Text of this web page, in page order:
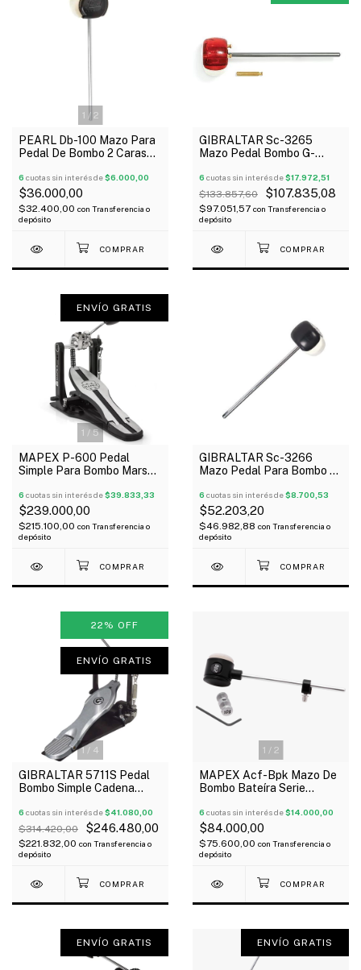
1 / 2
PEARL Db-100 Mazo Para
Pedal De Bombo 2 Caras
6 cuotas sin interés de$6.000,00
$36.000,00
$32.400,00 con Transferencia o
depósito
GIBRALTAR Sc-3265
Mazo Pedal Bombo G-
Oferta!
6 cuotas sin interés de$17.972,51
$133.857,60 $107.835,08
$97.051,57 con Transferencia o
depósito
1 / 5
ENVÍO GRATIS
MAPEX P-600 Pedal
Simple Para Bombo Mars
Abs
6 cuotas sin interés de$39.833,33
$239.000,00
$215.100,00 con Transferencia o
depósito
GIBRALTAR Sc-3266
Mazo Pedal Para Bombo G-
6 cuotas sin interés de$8.700,53
$52.203,20
$46.982,88 con Transferencia o
depósito
1 / 4
22 % OFF
ENVÍO GRATIS
GIBRALTAR 5711S Pedal
Bombo Simple Cadena
Oferta!
6 cuotas sin interés de$41.080,00
$314.420,00 $246.480,00
$221.832,00 con Transferencia o
depósito
1 / 2
MAPEX Acf-Bpk Mazo De
Bombo Bateíra Serie
6 cuotas sin interés de$14.000,00
$84.000,00
$75.600,00 con Transferencia o
depósito
ENVÍO GRATIS ENVÍO GRATIS